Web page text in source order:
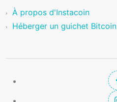
À propos d'Instacoin
Héberger un guichet Bitcoin